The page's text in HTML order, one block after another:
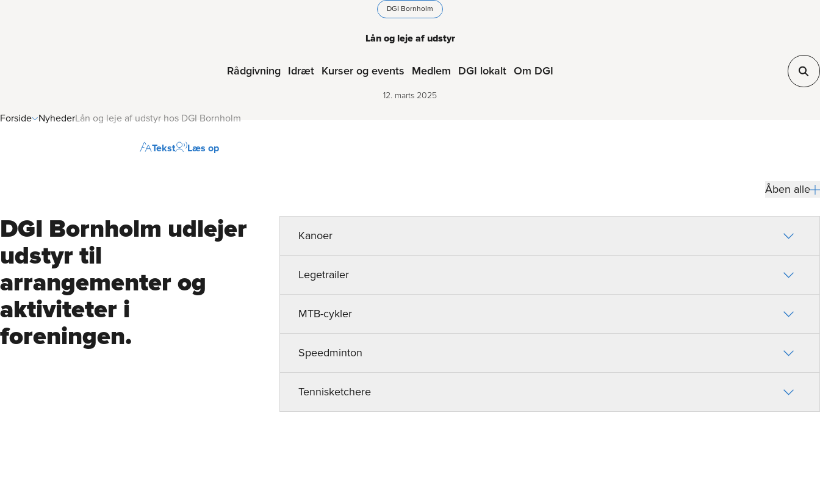
Rådgivning Idræt Kurser og events Medlem DGI lokalt Om DGI
Forside NyhederLån og leje af udstyr hos DGI Bornholm
DGI Bornholm
Lån og leje af udstyr
12. marts 2025
Tekst Læs op
Åben alle
DGI Bornholm udlejer
udstyr til
arrangementer og
aktiviteter i
foreningen.
Kanoer
Legetrailer
MTB-cykler
Speedminton
Tennisketchere